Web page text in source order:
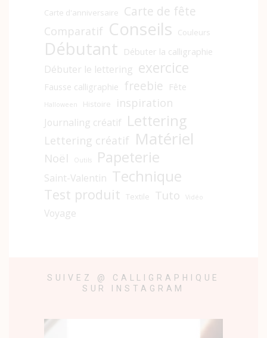
Carte d'anniversaire Carte de fête
Comparatif Conseils Couleurs
Débutant Débuter la calligraphie
Débuter le lettering exercice
Fausse calligraphie freebie Fête
Halloween Histoire inspiration
Journaling créatif Lettering
Lettering créatif Matériel
Noël Outils Papeterie
Saint-Valentin Technique
Test produit Textile Tuto Vidéo
Voyage
SUIVEZ @ CALLIGRAPHIQUE
SUR INSTAGRAM